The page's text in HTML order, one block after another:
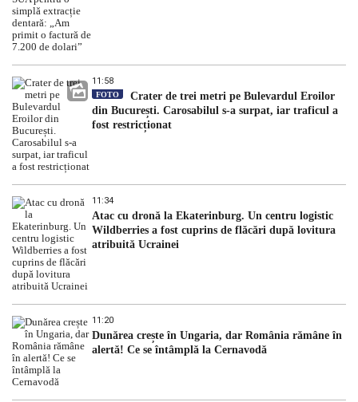
11:58
FOTO
Crater de trei metri pe Bulevardul Eroilor
din București. Carosabilul s-a surpat, iar traficul a
fost restricționat
11:34
Atac cu dronă la Ekaterinburg. Un centru logistic
Wildberries a fost cuprins de flăcări după lovitura
atribuită Ucrainei
11:20
Dunărea crește în Ungaria, dar România rămâne în
alertă! Ce se întâmplă la Cernavodă